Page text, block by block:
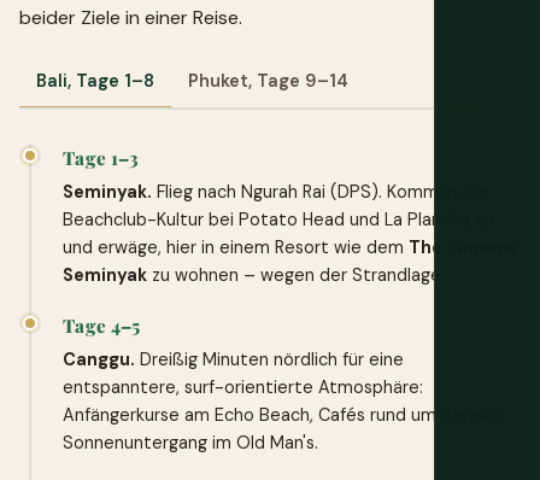
beider Ziele in einer Reise.
Bali, Tage 1–8 Phuket, Tage 9–14
Tage 1–3
Seminyak. Flieg nach Ngurah Rai (DPS). Komm in der
Beachclub-Kultur bei Potato Head und La Plancha an
und erwäge, hier in einem Resort wie dem The Samaya
Seminyak zu wohnen – wegen der Strandlage.
Tage 4–5
Canggu. Dreißig Minuten nördlich für eine
entspanntere, surf-orientierte Atmosphäre:
Anfängerkurse am Echo Beach, Cafés rund um Berawa,
Sonnenuntergang im Old Man's.